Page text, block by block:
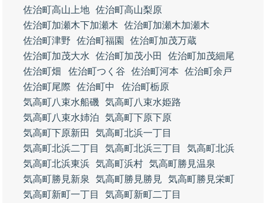
佐治町高山上地 佐治町高山梨原
佐治町加瀬木下加瀬木
佐治町加瀬木加瀬木
佐治町津野
佐治町福園
佐治町加茂万蔵
佐治町加茂大水
佐治町加茂小田
佐治町加茂細尾
佐治町畑
佐治町つく谷 佐治町河本
佐治町余戸
佐治町尾際
佐治町中
佐治町栃原
気高町八束水船磯 気高町八束水姫路
気高町八束水姉泊
気高町下原下原
気高町下原新田
気高町北浜一丁目
気高町北浜二丁目
気高町北浜三丁目
気高町北浜
気高町北浜東浜 気高町浜村 気高町勝見温泉
気高町勝見新泉
気高町勝見勝見
気高町勝見栄町
気高町新町一丁目
気高町新町二丁目